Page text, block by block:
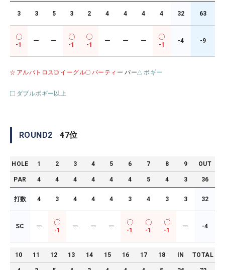
3 3 5 3 2 4 4 4 4 32 63
-1
ー ー
-1 -1
ー ー ー
-1
-4 -9
アルバトロス イーグル バーティ ー パー ボギー
ダブルボギー以上
ROUND2 47位
HOLE 1 2 3 4 5 6 7 8 9 OUT
PAR 4 4 4 4 4 4 5 4 3 36
打数 4 3 4 4 4 3 4 3 3 32
SC ー
-1
ー ー ー
-1 -1 -1
ー -4
10 11 12 13 14 15 16 17 18 IN TOTAL